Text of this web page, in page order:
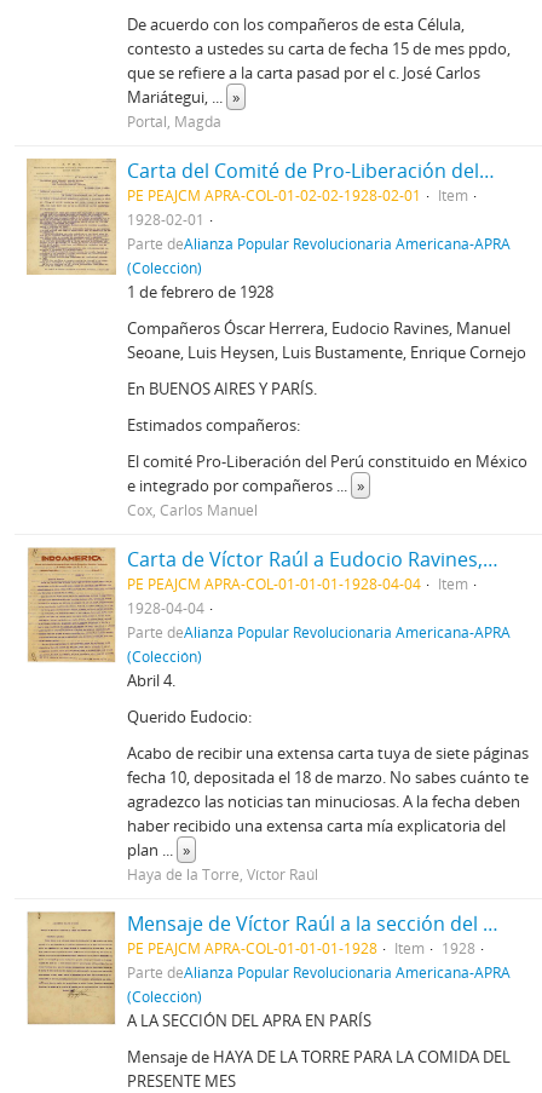
De acuerdo con los compañeros de esta Célula,
contesto a ustedes su carta de fecha 15 de mes ppdo,
que se refiere a la carta pasad por el c. José Carlos
Mariátegui, ... »
Portal, Magda
Carta del Comité de Pro-Liberación del Perú, 1/2/1928
PE PEAJCM APRA-COL-01-02-02-1928-02-01
Item
1928-02-01
Parte deAlianza Popular Revolucionaria Americana-APRA
(Colección)
1 de febrero de 1928
Compañeros Óscar Herrera, Eudocio Ravines, Manuel
Seoane, Luis Heysen, Luis Bustamente, Enrique Cornejo
En BUENOS AIRES Y PARÍS.
Estimados compañeros:
El comité Pro-Liberación del Perú constituido en México
e integrado por compañeros ... »
Cox, Carlos Manuel
Carta de Víctor Raúl a Eudocio Ravines, 4/4/1928
PE PEAJCM APRA-COL-01-01-01-1928-04-04
Item
1928-04-04
Parte deAlianza Popular Revolucionaria Americana-APRA
(Colección)
Abril 4.
Querido Eudocio:
Acabo de recibir una extensa carta tuya de siete páginas
fecha 10, depositada el 18 de marzo. No sabes cuánto te
agradezco las noticias tan minuciosas. A la fecha deben
haber recibido una extensa carta mía explicatoria del
plan ... »
Haya de la Torre, Víctor Raúl
Mensaje de Víctor Raúl a la sección del APRA en París
PE PEAJCM APRA-COL-01-01-01-1928 Item
1928
Parte deAlianza Popular Revolucionaria Americana-APRA
(Colección)
A LA SECCIÓN DEL APRA EN PARÍS
Mensaje de HAYA DE LA TORRE PARA LA COMIDA DEL
PRESENTE MES